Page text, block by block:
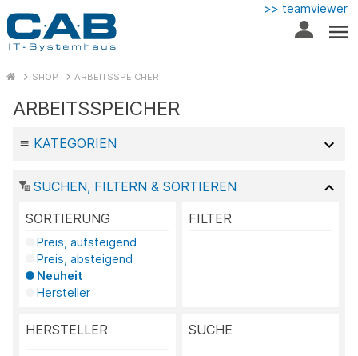
>> teamviewer
SHOP ARBEITSSPEICHER
ARBEITSSPEICHER
KATEGORIEN
SUCHEN, FILTERN & SORTIEREN
SORTIERUNG
Preis, aufsteigend
Preis, absteigend
Neuheit
Hersteller
FILTER
HERSTELLER SUCHE